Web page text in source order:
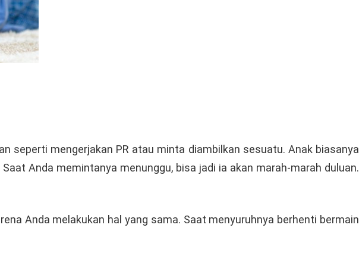
seperti mengerjakan PR atau minta diambilkan sesuatu. Anak biasanya
Anda memintanya menunggu, bisa jadi ia akan marah-marah duluan.
Anda melakukan hal yang sama. Saat menyuruhnya berhenti bermain